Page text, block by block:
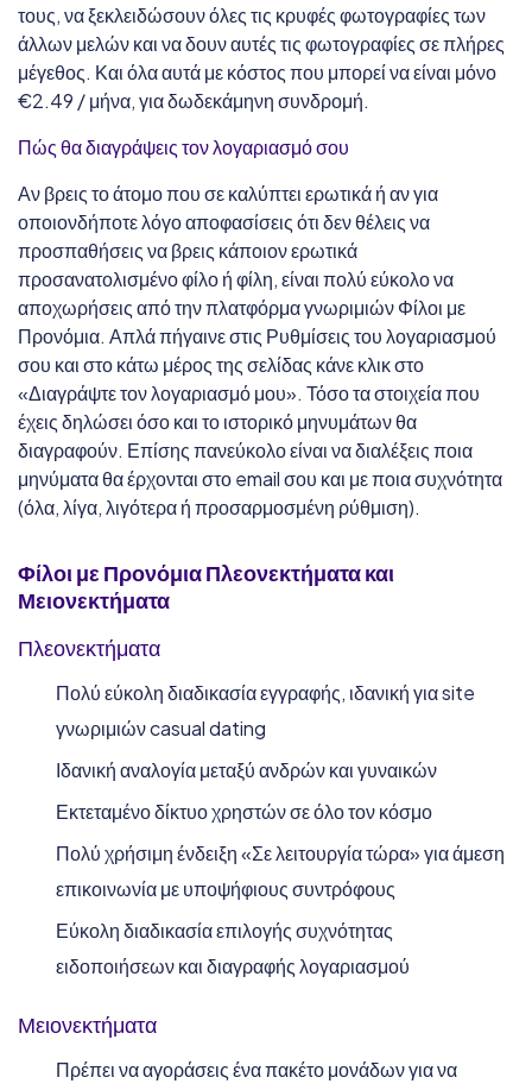
τους, να ξεκλειδώσουν όλες τις κρυφές φωτογραφίες των
άλλων μελών και να δουν αυτές τις φωτογραφίες σε πλήρες
μέγεθος. Και όλα αυτά με κόστος που μπορεί να είναι μόνο
€2.49 / μήνα, για δωδεκάμηνη συνδρομή.
Πώς θα διαγράψεις τον λογαριασμό σου
Αν βρεις το άτομο που σε καλύπτει ερωτικά ή αν για
οποιονδήποτε λόγο αποφασίσεις ότι δεν θέλεις να
προσπαθήσεις να βρεις κάποιον ερωτικά
προσανατολισμένο φίλο ή φίλη, είναι πολύ εύκολο να
αποχωρήσεις από την πλατφόρμα γνωριμιών Φίλοι με
Προνόμια. Απλά πήγαινε στις Ρυθμίσεις του λογαριασμού
σου και στο κάτω μέρος της σελίδας κάνε κλικ στο
«Διαγράψτε τον λογαριασμό μου». Τόσο τα στοιχεία που
έχεις δηλώσει όσο και το ιστορικό μηνυμάτων θα
διαγραφούν. Επίσης πανεύκολο είναι να διαλέξεις ποια
μηνύματα θα έρχονται στο email σου και με ποια συχνότητα
(όλα, λίγα, λιγότερα ή προσαρμοσμένη ρύθμιση).
Φίλοι με ΠρονόμιαΠλεονεκτήματα και
Μειονεκτήματα
Πλεονεκτήματα
Πολύ εύκολη διαδικασία εγγραφής, ιδανική για site
γνωριμιών casual dating
Ιδανική αναλογία μεταξύ ανδρών και γυναικών
Εκτεταμένο δίκτυο χρηστών σε όλο τον κόσμο
Πολύ χρήσιμη ένδειξη «Σε λειτουργία τώρα» για άμεση
επικοινωνία με υποψήφιους συντρόφους
Εύκολη διαδικασία επιλογής συχνότητας
ειδοποιήσεων και διαγραφής λογαριασμού
Μειονεκτήματα
Πρέπει να αγοράσεις ένα πακέτο μονάδων για να